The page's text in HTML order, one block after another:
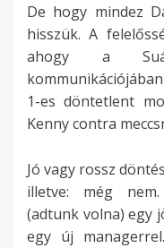
De hogy mindez
hisszük. A
ahogy a
1-es döntetlent
Kenny contra
Jó vagy rossz
illetve: még
(adtunk volna) egy
egy új